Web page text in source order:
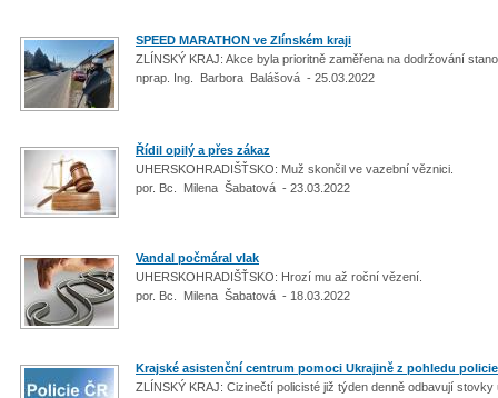
SPEED MARATHON ve Zlínském kraji
ZLÍNSKÝ KRAJ: Akce byla prioritně zaměřena na dodržování
nprap. Ing. Barbora Balášová - 25.03.2022
Řídil opilý a přes zákaz
UHERSKOHRADIŠŤSKO: Muž skončil ve vazební věznici.
por. Bc. Milena Šabatová - 23.03.2022
Vandal počmáral vlak
UHERSKOHRADIŠŤSKO: Hrozí mu až roční vězení.
por. Bc. Milena Šabatová - 18.03.2022
Krajské asistenční centrum pomoci Ukrajině z pohledu policie
ZLÍNSKÝ KRAJ: Cizinečtí policisté již týden denně odbavují